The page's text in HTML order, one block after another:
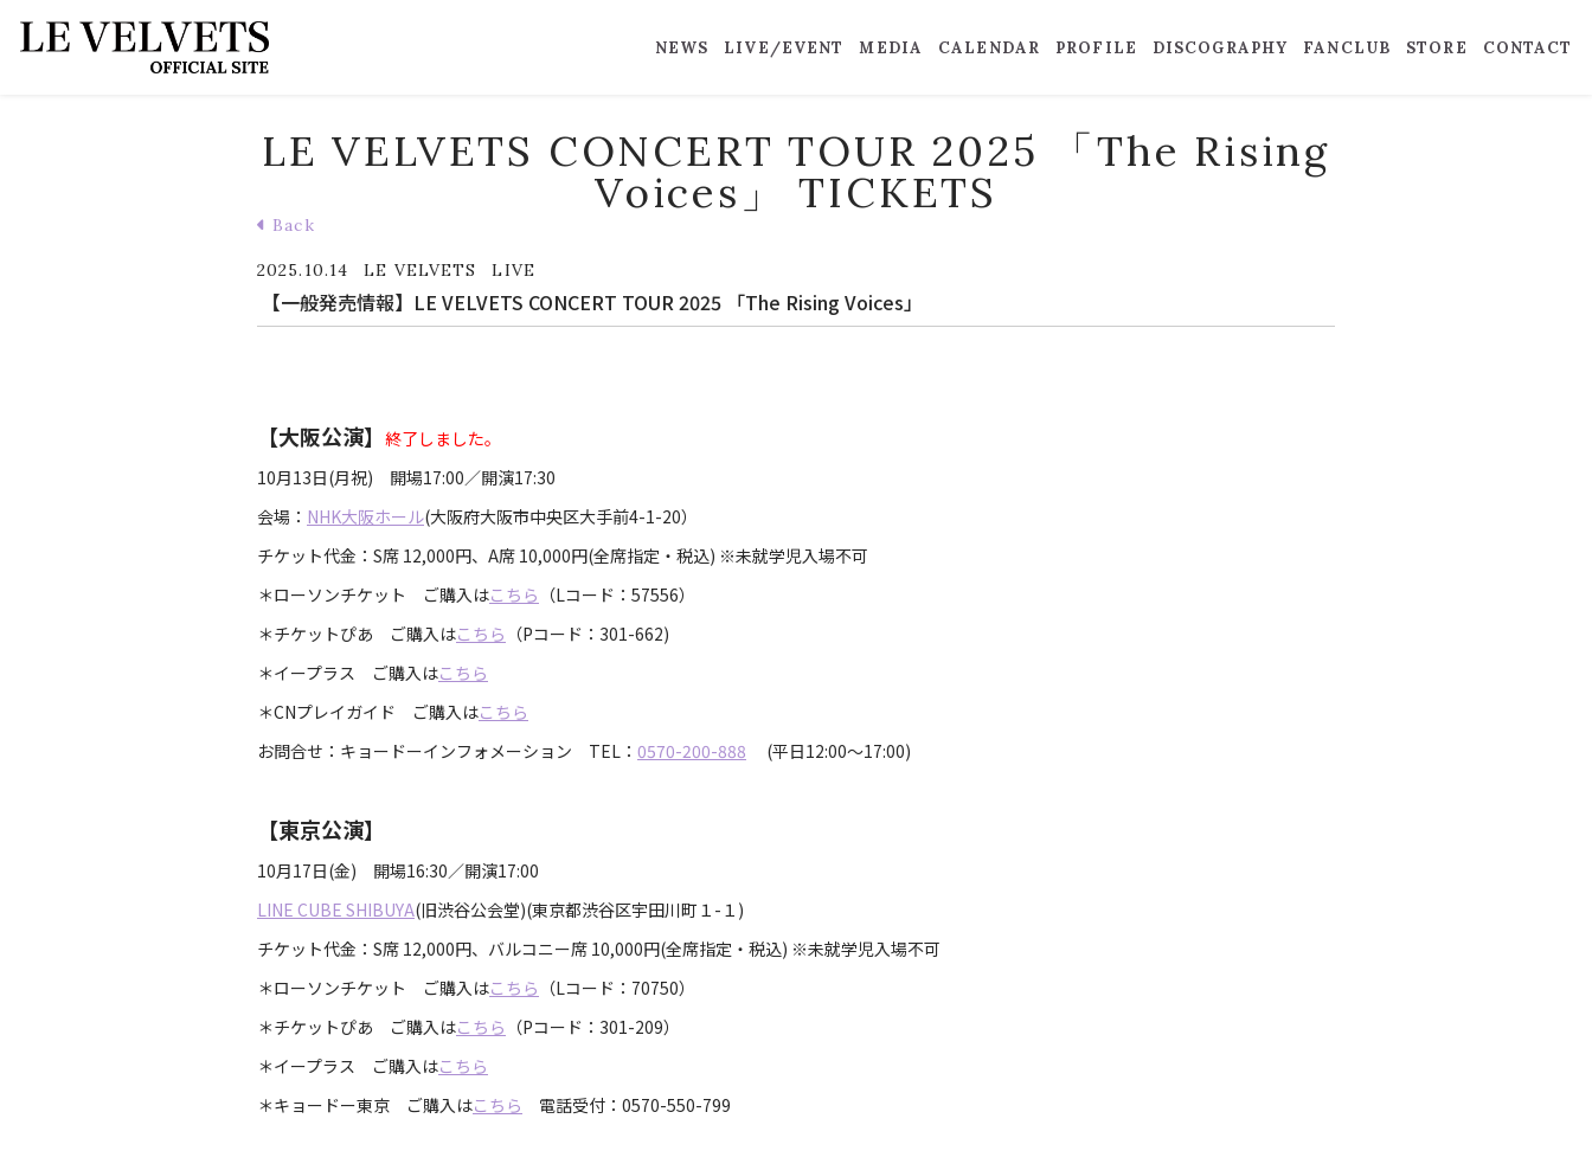
NEWS LIVE/EVENT MEDIA CALENDAR PROFILE DISCOGRAPHY FANCLUB STORE CONTACT
LE VELVETS CONCERT TOUR 2025 「The Rising
Voices」 TICKETS
Back
2025.10.14 LE VELVETS LIVE
【一般発売情報】LE VELVETS CONCERT TOUR 2025 「The Rising Voices」
【大阪公演】 終了しました。
10月13日(月祝) 開場17:00／開演17:30
会場： NHK大阪ホール(大阪府大阪市中央区大手前4-1-20）
チケット代金：S席 12,000円、A席 10,000円(全席指定・税込) ※未就学児入場不可
＊ローソンチケット ご購入はこちら （Lコード：57556）
＊チケットぴあ ご購入はこちら （Pコード：301-662)
＊イープラス ご購入はこちら
＊CNプレイガイド ご購入はこちら
お問合せ：キョードーインフォメーション TEL： 0570-200-888 (平日12:00～17:00)
【東京公演】
10月17日(金) 開場16:30／開演17:00
LINE CUBE SHIBUYA(旧渋谷公会堂)(東京都渋谷区宇田川町１-１)
チケット代金：S席 12,000円、バルコニー席 10,000円(全席指定・税込) ※未就学児入場不可
＊ローソンチケット ご購入はこちら （Lコード：70750）
＊チケットぴあ ご購入はこちら （Pコード：301-209）
＊イープラス ご購入はこちら
＊キョードー東京 ご購入はこちら 電話受付：0570-550-799